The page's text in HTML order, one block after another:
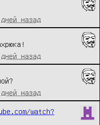
назад
назад
назад
watch?